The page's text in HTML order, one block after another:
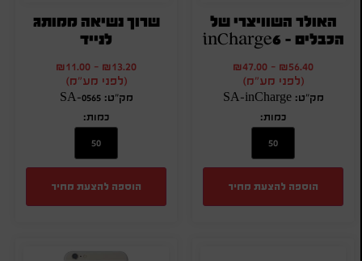
האולר השוויצרי של
הכבלים – inCharge6
₪56.40
-
₪47.00
(לפני מע"מ)
מק"ט: SA-inCharge
כמות:
הוספה להצעת מחיר
שרוך נשיאה ממותג
לנייד
₪13.20
-
₪11.00
(לפני מע"מ)
מק"ט: SA-0565
כמות:
הוספה להצעת מחיר